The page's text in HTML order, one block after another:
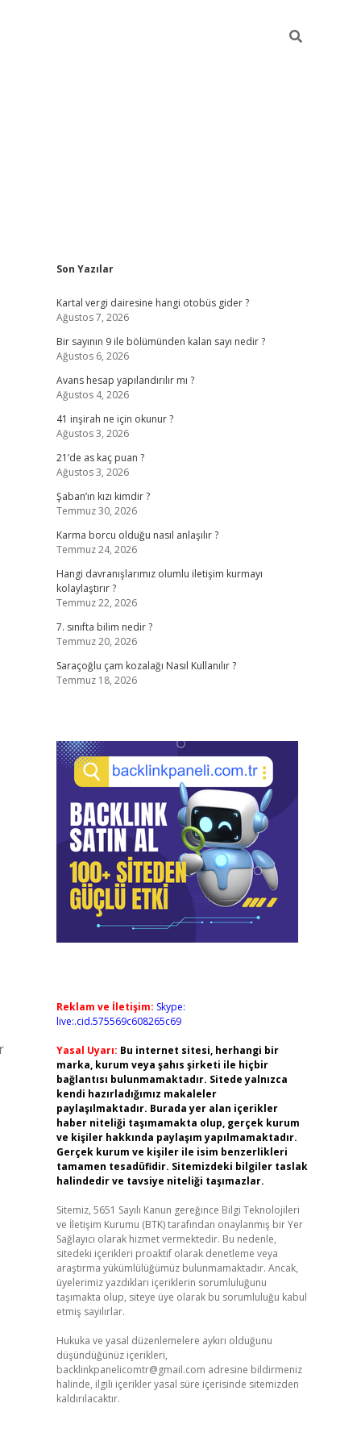
Sidebar
Son Yazılar
Kartal vergi dairesine hangi otobüs gider ?
Ağustos 7, 2026
Bir sayının 9 ile bölümünden kalan sayı nedir ?
Ağustos 6, 2026
Avans hesap yapılandırılır mı ?
Ağustos 4, 2026
41 inşirah ne için okunur ?
Ağustos 3, 2026
21’de as kaç puan ?
Ağustos 3, 2026
Şaban’ın kızı kimdir ?
Temmuz 30, 2026
Karma borcu olduğu nasıl anlaşılır ?
Temmuz 24, 2026
Hangi davranışlarımız olumlu iletişim kurmayı
kolaylaştırır ?
Temmuz 22, 2026
7. sınıfta bilim nedir ?
Temmuz 20, 2026
Saraçoğlu çam kozalağı Nasıl Kullanılır ?
Temmuz 18, 2026
Reklam ve İletişim: Skype:
live:.cid.575569c608265c69
Yasal Uyarı: Bu internet sitesi, herhangi bir
marka, kurum veya şahıs şirketi ile hiçbir
bağlantısı bulunmamaktadır. Sitede yalnızca
kendi hazırladığımız makaleler
paylaşılmaktadır. Burada yer alan içerikler
haber niteliği taşımamakta olup, gerçek kurum
ve kişiler hakkında paylaşım yapılmamaktadır.
Gerçek kurum ve kişiler ile isim benzerlikleri
tamamen tesadüfidir. Sitemizdeki bilgiler taslak
halindedir ve tavsiye niteliği taşımazlar.
Sitemiz, 5651 Sayılı Kanun gereğince Bilgi Teknolojileri
ve İletişim Kurumu (BTK) tarafından onaylanmış bir Yer
Sağlayıcı olarak hizmet vermektedir. Bu nedenle,
sitedeki içerikleri proaktif olarak denetleme veya
araştırma yükümlülüğümüz bulunmamaktadır. Ancak,
üyelerimiz yazdıkları içeriklerin sorumluluğunu
taşımakta olup, siteye üye olarak bu sorumluluğu kabul
etmiş sayılırlar.
Hukuka ve yasal düzenlemelere aykırı olduğunu
düşündüğünüz içerikleri,
backlinkpanelicomtr@gmail.com adresine bildirmeniz
halinde, ilgili içerikler yasal süre içerisinde sitemizden
kaldırılacaktır.